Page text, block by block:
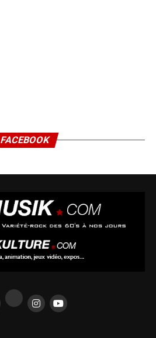
FACEBOOK